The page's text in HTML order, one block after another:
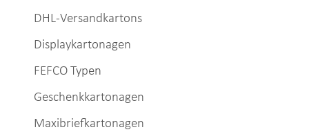
DHL-Versandkartons
Displaykartonagen
FEFCO Typen
Geschenkkartonagen
Maxibriefkartonagen